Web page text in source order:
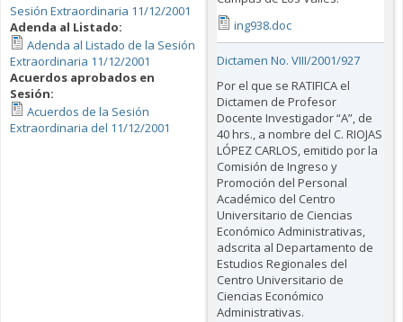
Sesión Extraordinaria 11/12/2001
Adenda al Listado:
Adenda al Listado de la Sesión
Extraordinaria 11/12/2001
Acuerdos aprobados en
Sesión:
Acuerdos de la Sesión
Extraordinaria del 11/12/2001
ing938.doc
Dictamen No. VIII/2001/927
Por el que se RATIFICA el
Dictamen de Profesor
Docente Investigador “A”, de
40 hrs., a nombre del C. RIOJAS
LÓPEZ CARLOS, emitido por la
Comisión de Ingreso y
Promoción del Personal
Académico del Centro
Universitario de Ciencias
Económico Administrativas,
adscrita al Departamento de
Estudios Regionales del
Centro Universitario de
Ciencias Económico
Administrativas.